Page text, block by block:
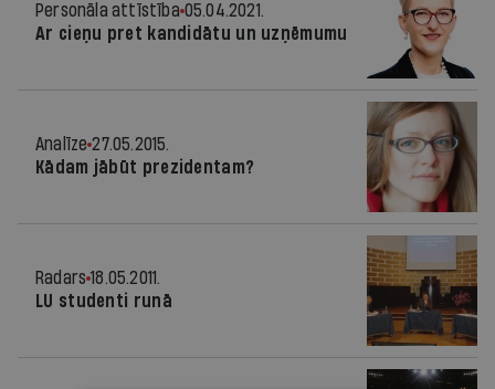
Personāla attīstība 05.04.2021.
Ar cieņu pret kandidātu un uzņēmumu
Analīze 27.05.2015.
Kādam jābūt prezidentam?
Radars 18.05.2011.
LU studenti runā